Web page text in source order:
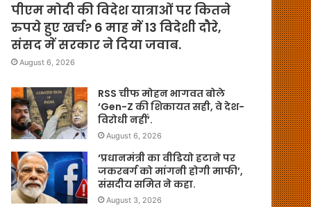
पीएम मोदी की विदेश यात्राओं पर कितने
रुपये हुए खर्च? 6 माह में 13 विदेशी दौरे,
संसद में सरकार ने दिया जवाब.
August 6, 2026
RSS चीफ मोहन भागवत बोले
‘Gen-Z की शिकायत सही, वे देश-
विरोधी नहीं’.
August 6, 2026
‘प्रधानमंत्री का वीडियो हटाने पर
जकरबर्ग को मांगनी होगी माफी’,
संसदीय समित ने कहा.
August 3, 2026